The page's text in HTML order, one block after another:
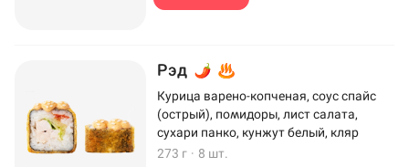
Рэд
Курица варено-копченая, соус спайс
(острый), помидоры, лист салата,
сухари панко, кунжут белый, кляр
273 г · 8 шт.